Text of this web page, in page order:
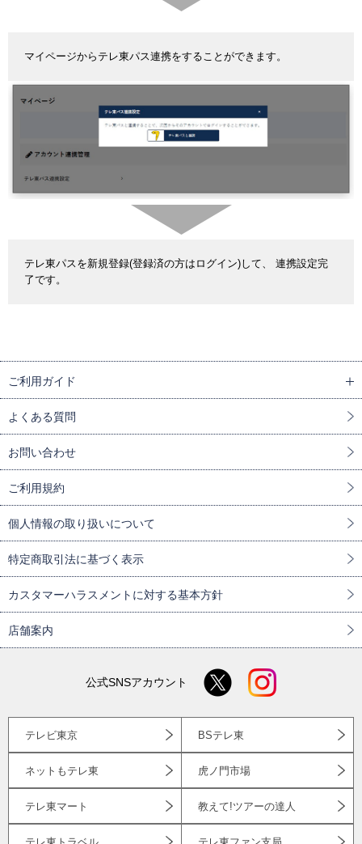
マイページからテレ東パス連携をすることができます。
テレ東パスを新規登録(登録済の方はログイン)して、 連携設定完
了です。
ご利用ガイド
よくある質問
お問い合わせ
ご利用規約
個人情報の取り扱いについて
特定商取引法に基づく表示
カスタマーハラスメントに対する基本方針
店舗案内
公式SNSアカウント
テレビ東京 BSテレ東
ネットもテレ東 虎ノ門市場
テレ東マート 教えて!ツアーの達人